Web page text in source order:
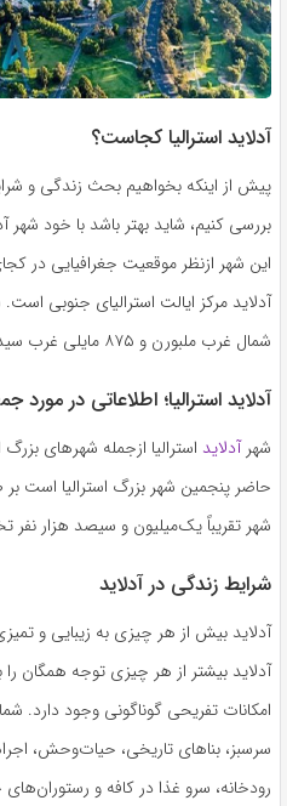
آدلاید استرالیا کجاست؟
پیش از اینکه بخواهیم بحث زندگی و
بررسی کنیم، شاید بهتر باشد با خود شهر
این شهر ازنظر موقعیت جغرافیایی در
شمال غرب ملبورن و ۸۷۵ مایلی غرب سیدنی قرار دارد.
آدلاید استرالیا؛ اطلاعاتی در
شهرآدلاید استرالیا ازجمله شهرهای
شهر تقریباً یک‌میلیون و سیصد هزار
شرایط زندگی در آدلاید
آدلاید بیش از هر چیزی به زیبایی و
آدلاید بیشتر از هر چیزی توجه همگان
امکانات تفریحی گوناگونی وجود دارد.
سرسبز، بناهای تاریخی، حیات‌وحش،
رودخانه، سرو غذا در کافه و